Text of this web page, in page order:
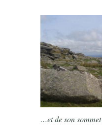
…et de son sommet